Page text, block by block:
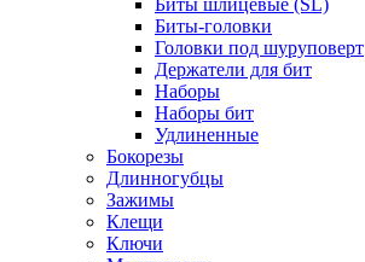
Биты шлицевые (SL)
Биты-головки
Головки под шуруповерт
Держатели для бит
Наборы
Наборы бит
Удлиненные
Бокорезы
Длинногубцы
Зажимы
Клещи
Ключи